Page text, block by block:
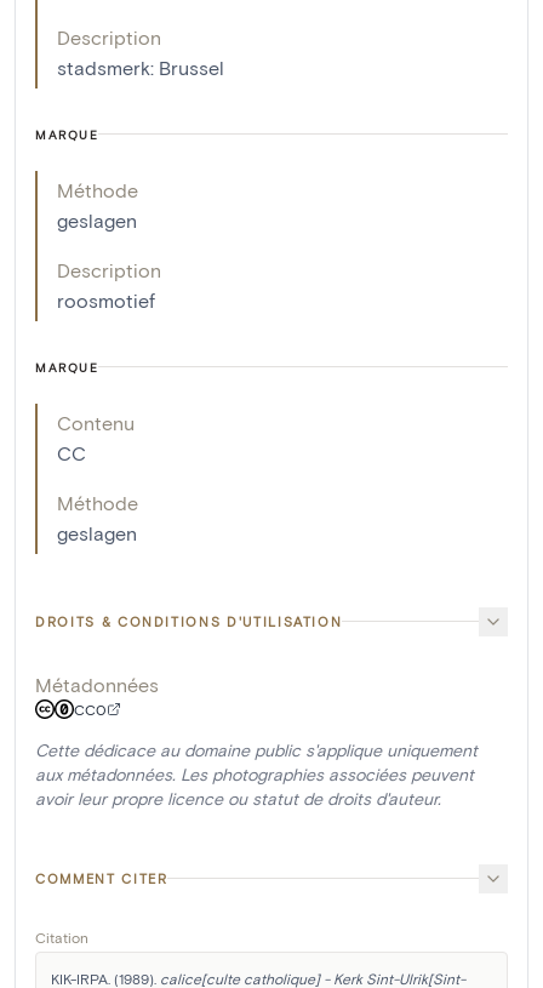
Description
stadsmerk: Brussel
MARQUE
Méthode
geslagen
Description
roosmotief
MARQUE
Contenu
CC
Méthode
geslagen
DROITS & CONDITIONS D'UTILISATION
Métadonnées
CC0
Cette dédicace au domaine public s'applique uniquement
aux métadonnées. Les photographies associées peuvent
avoir leur propre licence ou statut de droits d'auteur.
COMMENT CITER
Citation
KIK-IRPA. (1989). calice[culte catholique] - Kerk Sint-Ulrik[Sint-